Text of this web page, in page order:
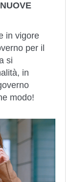
in vigore
per il
si
in
modo!